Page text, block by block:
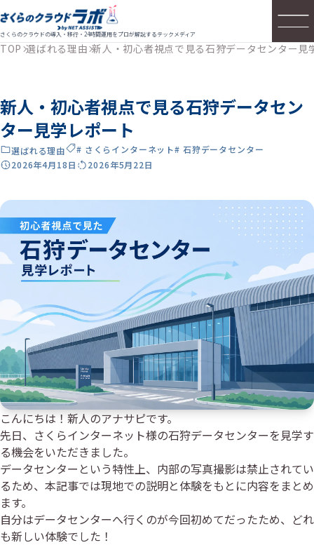
さくらのクラウドの導入・移行・24時間運用をプロが解説するテックメディア
TOP 選ばれる理由 新人・初心者視点で見る石狩データセンター見
新人・初心者視点で見る石狩データセン
ター見学レポート
選ばれる理由 # さくらインターネット# 石狩データセンター
2026年4月18日
2026年5月22日
こんにちは！新人のアナサピです。
先日、さくらインターネット様の石狩データセンターを見学す
る機会をいただきました。
データセンターという特性上、内部の写真撮影は禁止されてい
るため、本記事では現地での説明と体験をもとに内容をまとめ
ます。
自分はデータセンターへ行くのが今回初めてだったため、どれ
も新しい体験でした！